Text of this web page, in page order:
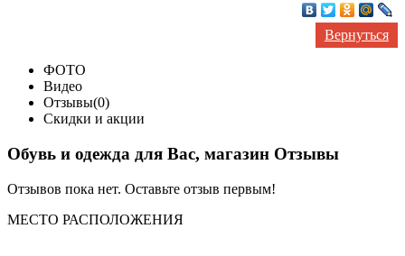
Вернуться
ФОТО
Видео
Отзывы(0)
Скидки и акции
Обувь и одежда для Вас, магазин Отзывы
Отзывов пока нет. Оставьте отзыв первым!
МЕСТО РАСПОЛОЖЕНИЯ